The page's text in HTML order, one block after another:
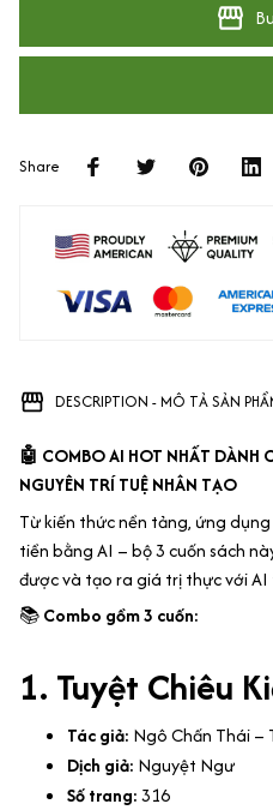
Share
DESCRIPTION - MÔ TẢ SẢN
🤖 COMBO AI HOT NHẤT DÀNH
NGUYÊN TRÍ TUỆ NHÂN TẠO
Từ kiến thức nền tảng, ứng
tiền bằng AI – bộ 3 cuốn sách
được và tạo ra giá trị thực với
📚Combo gồm 3 cuốn:
1. Tuyệt Chiêu
Tác giả: Ngô Chấn Thái –
Dịch giả: Nguyệt Ngư
Số trang:316